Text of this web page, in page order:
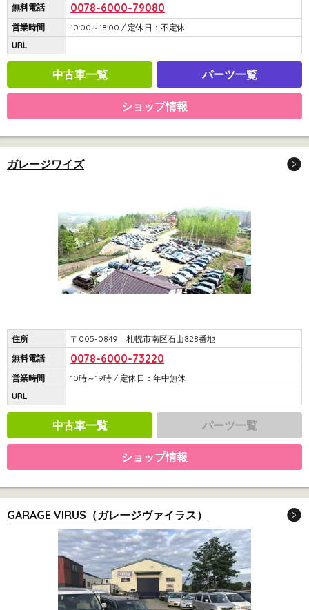
無料電話
0078-6000-79080
営業時間
10:00～18:00 / 定休日：不定休
URL
中古車一覧 パーツ一覧
ショップ情報
ガレージワイズ
住所
〒005-0849 札幌市南区石山828番地
無料電話
0078-6000-73220
営業時間
10時～19時 / 定休日：年中無休
URL
中古車一覧 パーツ一覧
ショップ情報
GARAGE VIRUS（ガレージヴァイラス）